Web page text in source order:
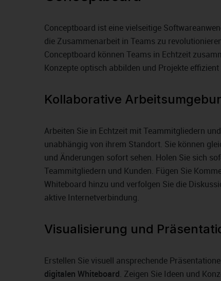
Conceptboard ist eine vielseitige
die Zusammenarbeit in Teams zu
Conceptboard können Teams in Echtzeit
Konzepte optisch abbilden und Projekte
Kollaborative
Arbeiten Sie in Echtzeit mit Teammitgliedern
unabhängig von ihrem Standort. Sie können
und Änderungen sofort sehen. Holen Sie sich
Teammitgliedern und Kunden. Fügen Sie
Whiteboard hinzu und verfolgen Sie die
aktive Internetverbindung.
Visualisierung und
Erstellen Sie visuell ansprechende
digitalen Whiteboard. Zeigen Sie Ideen und